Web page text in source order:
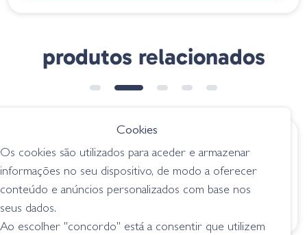
produtos relacionados
€ 5.95
Corn Head Jr
jigs / cabeçotes
AGR Baits Flipping
Jig - Watermelon
Red
Cookies
Os cookies são utilizados para aceder e armazenar
informações no seu dispositivo, de modo a oferecer
conteúdo e anúncios personalizados com base nos
seus dados.
Ao escolher "concordo" está a consentir que utilizem